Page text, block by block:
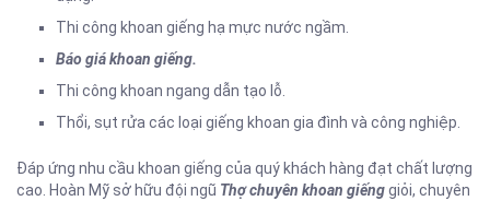
Thi công khoan giếng hạ mực nước ngầm.
Báo giá khoan giếng.
Thi công khoan ngang dẫn tạo lỗ.
Thổi, sụt rửa các loại giếng khoan gia đình và công nghiệp.
Đáp ứng nhu cầu khoan giếng của quý khách hàng đạt chất lượng
cao. Hoàn Mỹ sở hữu đội ngũ Thợ chuyên khoan giếnggiỏi, chuyên